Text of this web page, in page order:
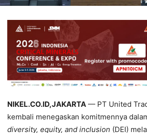
NIKEL.CO.ID,JAKARTA — PT United
kembali menegaskan komitmennya
diversity, equity, and inclusion (DEI)